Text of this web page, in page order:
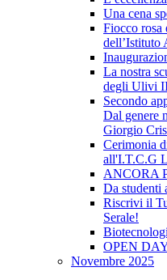
Una cena
Fiocco rosa
dell’Istituto
La nostra
degli Ulivi
Secondo
Dal genere
Giorgio
Cerimonia
all'I.T.C.G
ANCORA
Da studenti
Riscrivi il
Serale!
OPEN
Novembre 2025